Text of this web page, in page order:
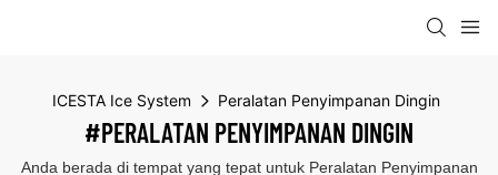
ICESTA Ice System Peralatan Penyimpanan Dingin
#PERALATAN PENYIMPANAN DINGIN
Anda berada di tempat yang tepat untuk Peralatan Penyimpanan